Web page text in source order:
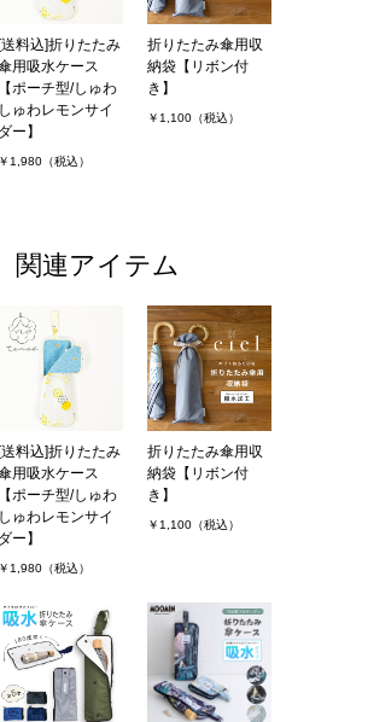
[送料込]折りたたみ
用吸水ケース
【ポーチ型/しゅわ
しゅわレモンサイ
ダー】
￥1,980（税込）
折りたたみ傘用収
納袋【リボン付
き】
￥1,100（税込）
関連アイテム
料込]折りたたみ
用吸水ケース
【ポーチ型/しゅわ
しゅわレモンサイ
ダー】
￥1,980（税込）
折りたたみ傘用収
納袋【リボン付
き】
￥1,100（税込）